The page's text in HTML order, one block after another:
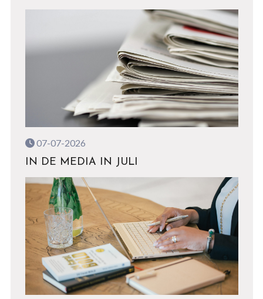
07-07-2026
IN DE MEDIA IN JULI